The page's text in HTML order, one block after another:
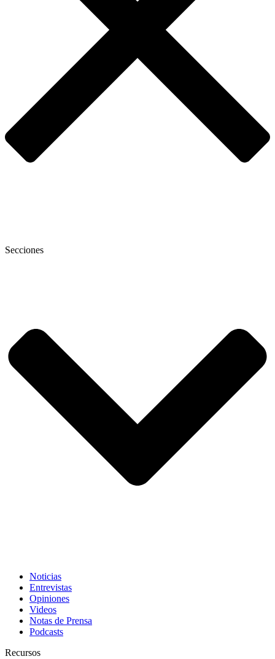
Secciones
Noticias
Entrevistas
Opiniones
Videos
Notas de Prensa
Podcasts
Recursos